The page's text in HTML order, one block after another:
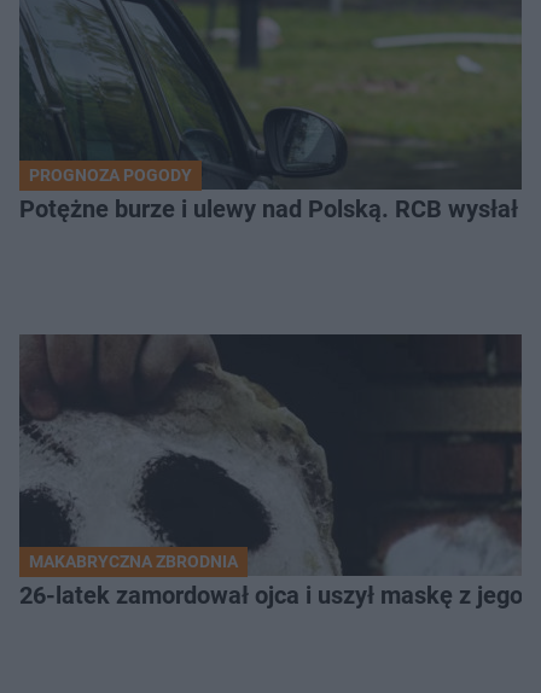
PROGNOZA POGODY
Potężne burze i ulewy nad Polską. RCB
MAKABRYCZNA ZBRODNIA
26-latek zamordował ojca i uszył maskę z